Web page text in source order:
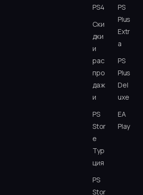
PS4
Ски
дки
и
рас
про
даж
и
PS
Stor
e
Тур
ция
PS
Stor
PS
Plus
Extr
a
PS
Plus
Del
uxe
EA
Play